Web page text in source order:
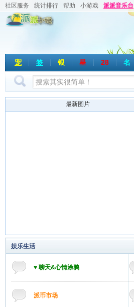
社区服务 统计排行 帮助 小游戏 派派音乐台
宠 签 银 星 28 名
最新图片
娱乐生活
♥ 聊天&心情涂鸦
派币市场